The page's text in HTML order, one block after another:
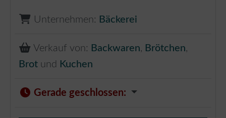
Unternehmen: Bäckerei
Verkauf von: Backwaren, Brötchen,
Brot und Kuchen
Gerade geschlossen: